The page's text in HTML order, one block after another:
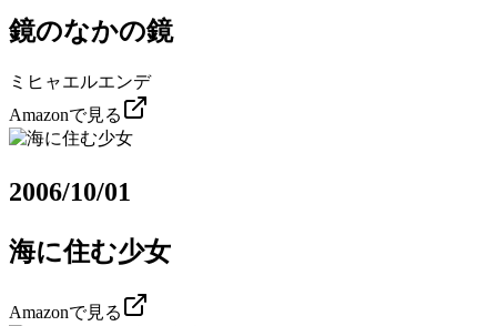
鏡のなかの鏡
ミヒャエルエンデ
Amazonで見る
2006/10/01
海に住む少女
Amazonで見る